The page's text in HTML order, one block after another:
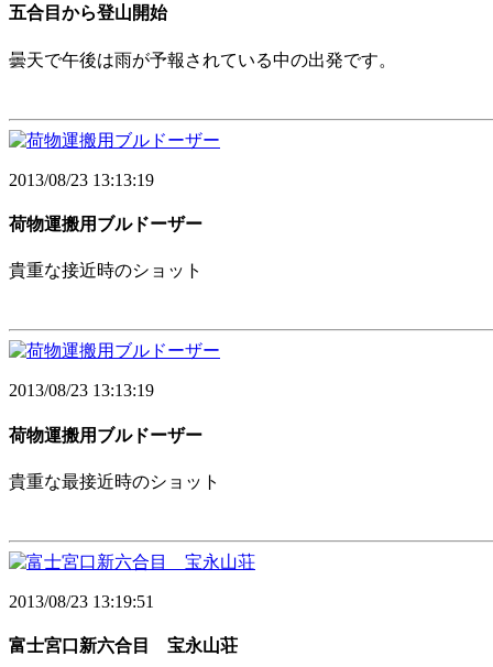
五合目から登山開始
曇天で午後は雨が予報されている中の出発です。
2013/08/23 13:13:19
荷物運搬用ブルドーザー
貴重な接近時のショット
2013/08/23 13:13:19
荷物運搬用ブルドーザー
貴重な最接近時のショット
2013/08/23 13:19:51
富士宮口新六合目 宝永山荘